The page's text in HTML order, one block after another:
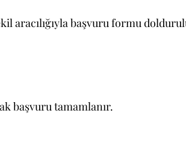
başvuru formu
başvuru tamamlanır.